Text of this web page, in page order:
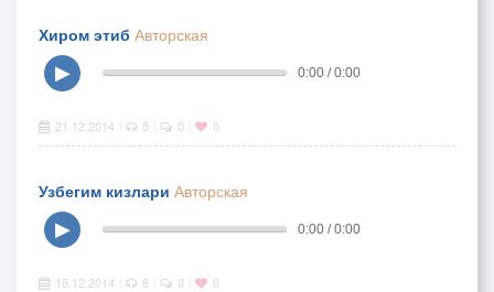
Хиром этиб Авторская
▶
0:00 / 0:00
21.12.2014 5 0 0
Узбегим кизлари Авторская
▶
0:00 / 0:00
16.12.2014 8 0 0